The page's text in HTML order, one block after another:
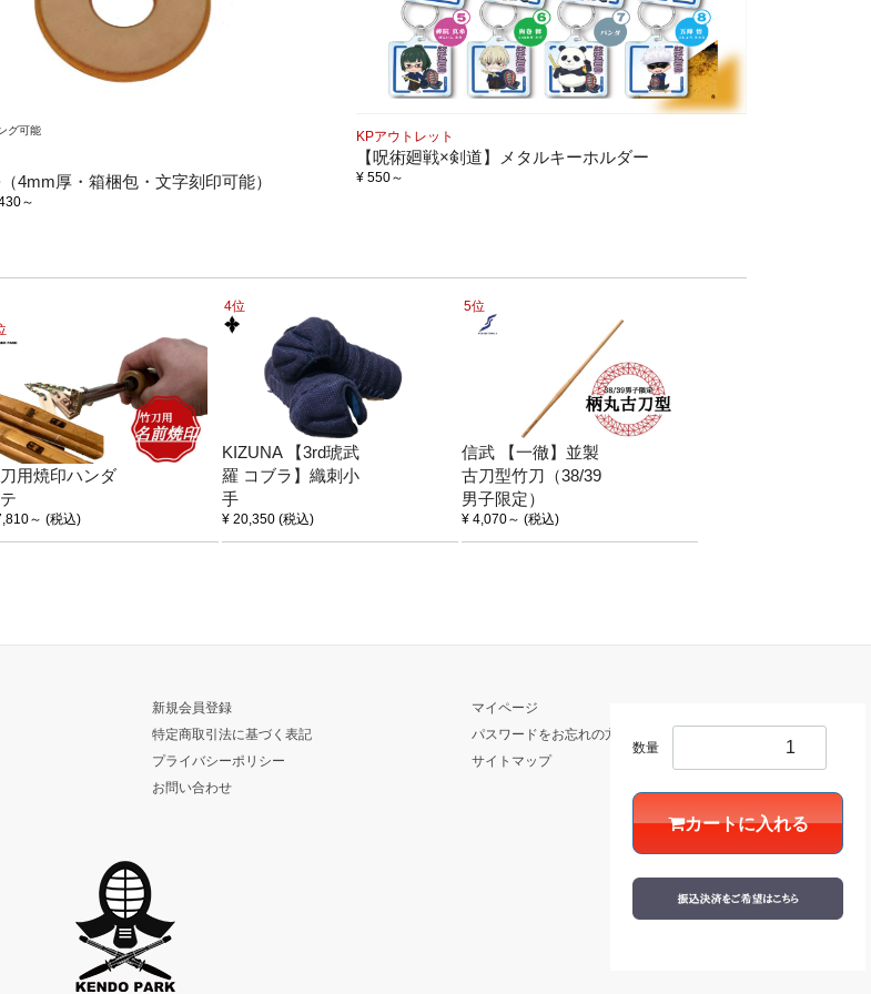
グ可能
4mm厚・箱梱包・文字刻印可能）
～
KPアウトレット
【呪術廻戦×剣道】メタルキーホルダー
¥ 550～
用焼印ハンダ
～ (税込)
4位
KIZUNA 【3rd琥武
羅 コブラ】織刺小
手
¥ 20,350 (税込)
5位
信武 【一徹】並製
古刀型竹刀（38/39
男子限定）
¥ 4,070～ (税込)
新規会員登録
特定商取引法に基づく表記
プライバシーポリシー
お問い合わせ
マイページ
パスワードをお忘れの方
サイトマップ
数量
カートに入れる